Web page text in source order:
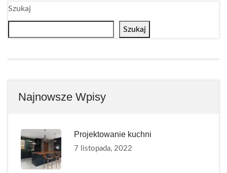
Szukaj
Szukaj
Najnowsze Wpisy
Projektowanie kuchni
7 listopada, 2022